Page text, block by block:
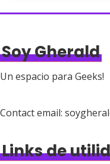
Soy Gherald
Un espacio para Geeks!
Contact email:
Links de